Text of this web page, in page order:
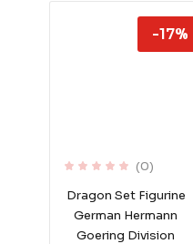
(0)
Dragon Set Figurine
German Hermann
Goering Division
-17%